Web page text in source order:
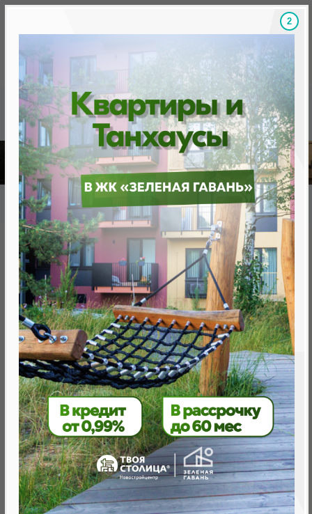
Скидки на новостройки, бонусы Готовые
Главная База новостроек Минска «Минск Мир»
29.2 «Стокгольм», квартал "Северная Европа"
29.2 «Стокгольм», квартал
"Северная Европа"
нет в продаже
Минск, Октябрьский, Ул. Белградская
метро «Ковальская Слобода», 566 м